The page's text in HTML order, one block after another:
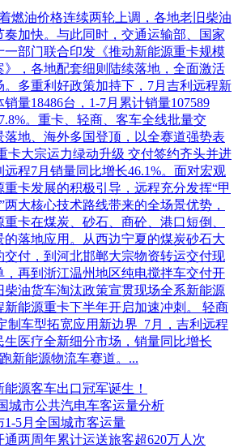
燃油价格连续两轮上调，各地老旧柴油
奏加快。与此同时，交通运输部、国家
一部门联合印发《推动新能源重卡规模
》，各地配套细则陆续落地，全面激活
。多重利好政策加持下，7月吉利远程新
量18486台，1-7月累计销量107589
。重卡、轻商、客车全线批量交
落地、海外多国登顶，以全赛道强势表
卡大宗运力绿动升级 交付签约齐头并进
程7月销量同比增长46.1%。面对宏观
卡发展的积极引导，远程充分发挥“甲
两大核心技术路线带来的全场景优势，
卡在煤炭、砂石、商砼、港口短倒、
的落地应用。从西边宁夏的煤炭砂石大
交付，到河北邯郸大宗物资转运交付现
，再到浙江温州地区纯电搅拌车交付开
柴油货车淘汰政策宣贯现场全系新能源
新能源重卡下半年开启加速冲刺。 轻商
制车型拓宽应用新边界 7月，吉利远程
生医疗全新细分市场，销量同比增长
新能源物流车赛道。...
能源客车出口冠军诞生！
城市公共汽电车客运量分析
5月全国城市客运量
两周年累计运送旅客超620万人次